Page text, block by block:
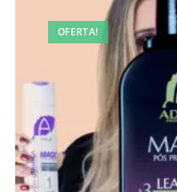
OFERTA!